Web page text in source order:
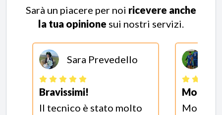
Sarà un piacere per noi ricevere anche
la tua opinione sui nostri servizi.
Sara Prevedello
Bravissimi!
Il tecnico è stato molto
Molto
Molto